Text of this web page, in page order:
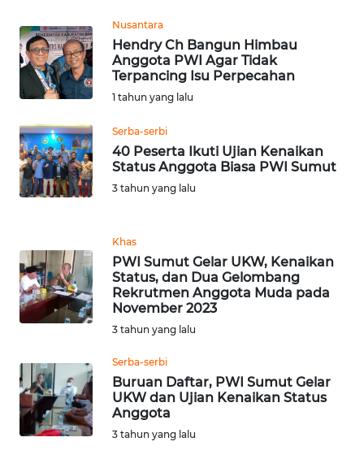
Nusantara
Hendry Ch Bangun Himbau
Anggota PWI Agar Tidak
Terpancing Isu Perpecahan
1 tahun yang lalu
Serba-serbi
40 Peserta Ikuti Ujian Kenaikan
Status Anggota Biasa PWI Sumut
3 tahun yang lalu
Khas
PWI Sumut Gelar UKW, Kenaikan
Status, dan Dua Gelombang
Rekrutmen Anggota Muda pada
November 2023
3 tahun yang lalu
Serba-serbi
Buruan Daftar, PWI Sumut Gelar
UKW dan Ujian Kenaikan Status
Anggota
3 tahun yang lalu
INFO
IKLAN
TENTANG
KAMI
PEDOMAN
MEDIA
SIBER
KARIR
DISCLAIMER
News
Regional
WN
SUMUT